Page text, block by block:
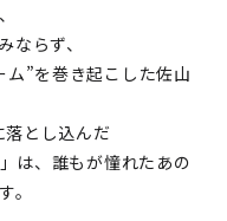
ならず、
”を巻き起こした佐山
とし込んだ
は、誰もが憧れたあの
。